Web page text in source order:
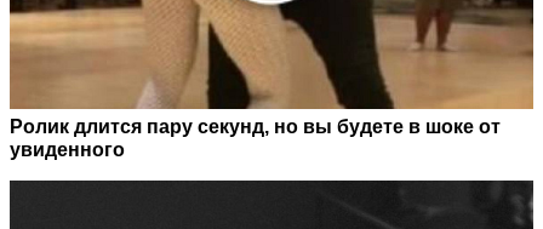
Ролик длится пару секунд, но вы будете в шоке от
увиденного